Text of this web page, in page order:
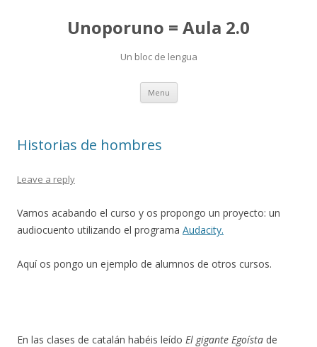
Unoporuno = Aula 2.0
Un bloc de lengua
Menu Skip
content
Historias de hombres
Leave a reply
Vamos acabando el curso y os propongo un proyecto: un
audiocuento utilizando el programa Audacity.
Aquí os pongo un ejemplo de alumnos de otros cursos.
En las clases de catalán habéis leído El gigante Egoísta de